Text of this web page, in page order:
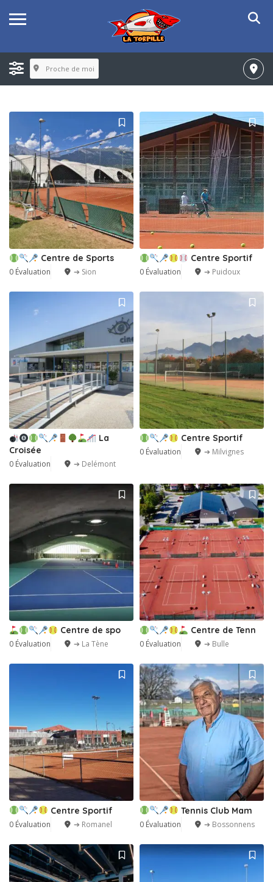
Proche de moi
Centre de Sports
0 Évaluation ➔ Sion
Centre Sportif
0 Évaluation ➔ Puidoux
La
Croisée
0 Évaluation ➔ Delémont
Centre Sportif
0 Évaluation ➔ Milvignes
Centre de spo
0 Évaluation ➔ La Tène
Centre de Tenn
0 Évaluation ➔ Bulle
Centre Sportif
0 Évaluation ➔ Romanel
Tennis Club Mam
0 Évaluation ➔ Bossonnens